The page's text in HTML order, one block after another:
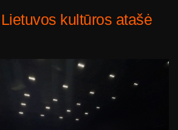
kultūros atašė